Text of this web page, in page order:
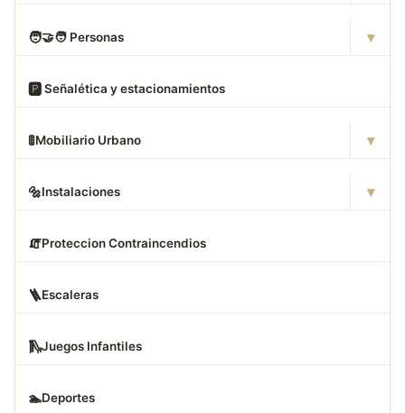
🧑‍🤝‍🧑 Personas ▾
🅿️ Señalética y estacionamientos
🚦Mobiliario Urbano ▾
🔩Instalaciones ▾
🧯Proteccion Contraincendios
🪜Escaleras
🛝Juegos Infantiles
🏊Deportes